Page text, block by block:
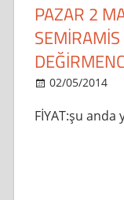
PAZAR 2
02/05/2014
FİYAT:şu